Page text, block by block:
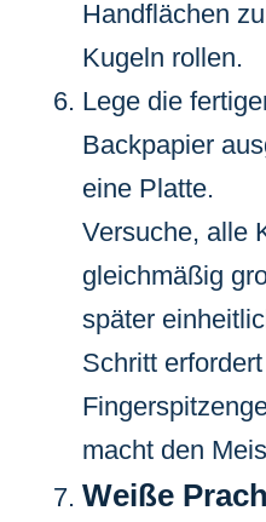
Handflächen
Kugeln rollen.
Lege die
Backpapier
eine Platte.
Versuche, alle
gleichmäßig
später
Schritt
macht den
Weiße